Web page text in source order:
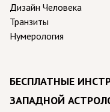
Дизайн Человека
Транзиты
Нумерология
БЕСПЛАТНЫЕ
ЗАПАДНОЙ